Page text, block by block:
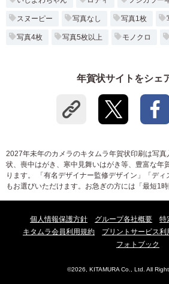
スヌーピー 写真なし 写真1枚
写真4枚 写真5枚以上 モノクロ
年賀状サイトをシェ
2027年未年のカメラのキタムラ年賀状印刷は写
状、喪中はがき、寒中見舞いはがき等、豊富な年
ります。 「有名デザイナー監修デザイン」「デ
もお選びいただけます。お急ぎの方には「最短1
個人情報保護方針 グループ各社概要
特
キタムラ会員利用規約
プリントサービス利
フォトブック
©2026, KITAMURA Co., Ltd. All